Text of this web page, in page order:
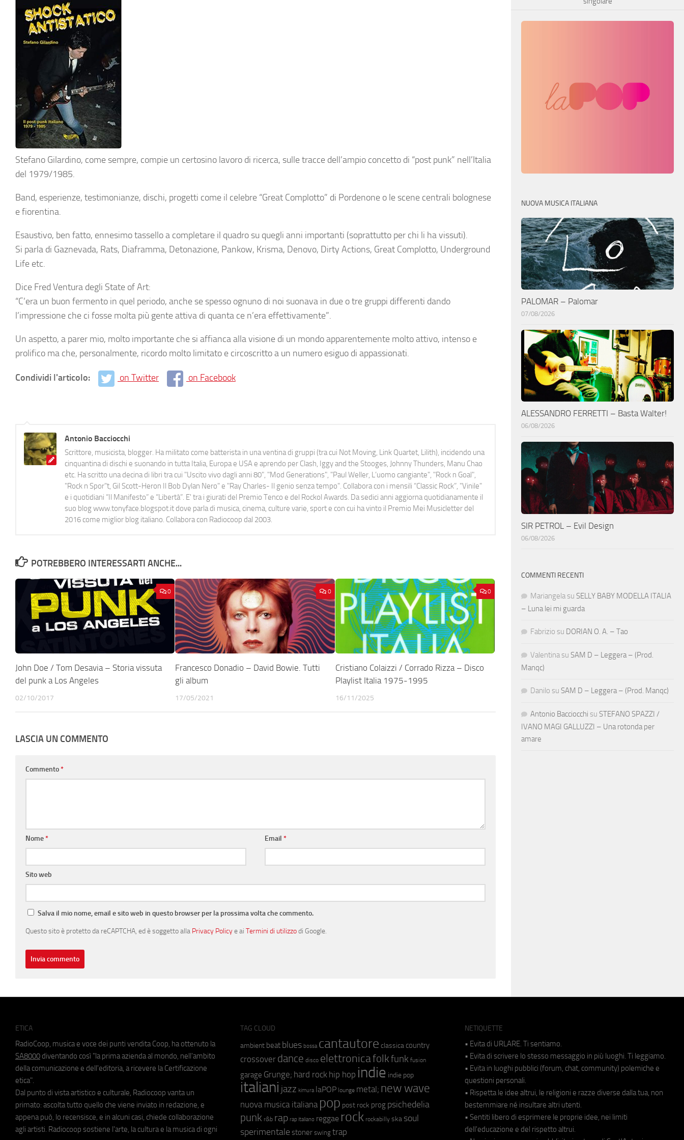
Stefano Gilardino, come sempre, compie un certosino lavoro di ricerca, sulle tracce dell’ampio concetto di “post punk” nell’Italia
del 1979/1985.
Band, esperienze, testimonianze, dischi, progetti come il celebre “Great Complotto” di Pordenone o le scene centrali bolognese
e fiorentina.
Esaustivo, ben fatto, ennesimo tassello a completare il quadro su quegli anni importanti (soprattutto per chi li ha vissuti).
Si parla di Gaznevada, Rats, Diaframma, Detonazione, Pankow, Krisma, Denovo, Dirty Actions, Great Complotto, Underground
Life etc.
Dice Fred Ventura degli State of Art:
“C’era un buon fermento in quel periodo, anche se spesso ognuno di noi suonava in due o tre gruppi differenti dando
l’impressione che ci fosse molta più gente attiva di quanta ce n’era effettivamente”.
Un aspetto, a parer mio, molto importante che si affianca alla visione di un mondo apparentemente molto attivo, intenso e
prolifico ma che, personalmente, ricordo molto limitato e circoscritto a un numero esiguo di appassionati.
Condividi l'articolo: on Twitter on Facebook
Antonio Bacciocchi
Scrittore, musicista, blogger. Ha militato come batterista in una ventina di gruppi (tra cui Not Moving, Link Quartet, Lilith), incidendo una
cinquantina di dischi e suonando in tutta Italia, Europa e USA e aprendo per Clash, Iggy and the Stooges, Johnny Thunders, Manu Chao
etc. Ha scritto una decina di libri tra cui "Uscito vivo dagli anni 80", "Mod Generations", "Paul Weller, L’uomo cangiante", "Rock n Goal",
"Rock n Spor"t, Gil Scott-Heron Il Bob Dylan Nero" e "Ray Charles- Il genio senza tempo". Collabora con i mensili “Classic Rock”, "Vinile"
e i quotidiani “Il Manifesto” e “Libertà”. E' tra i giurati del Premio Tenco e del Rockol Awards. Da sedici anni aggiorna quotidianamente il
suo blog www.tonyface.blogspot.it dove parla di musica, cinema, culture varie, sport e con cui ha vinto il Premio Mei Musicletter del
2016 come miglior blog italiano. Collabora con Radiocoop dal 2003.
POTREBBERO INTERESSARTI ANCHE...
0
John Doe / Tom Desavia – Storia vissuta
del punk a Los Angeles
02/10/2017
0
Francesco Donadio – David Bowie. Tutti
gli album
17/05/2021
0
Cristiano Colaizzi / Corrado Rizza – Disco
Playlist Italia 1975-1995
16/11/2025
LASCIA UN COMMENTO
Commento*
Nome* Email*
Sito web
Salva il mio nome, email e sito web in questo browser per la prossima volta che commento.
Questo sito è protetto da reCAPTCHA, ed è soggetto alla Privacy Policye ai Termini di utilizzodi Google.
NUOVA MUSICA ITALIANA
PALOMAR – Palomar
07/08/2026
ALESSANDRO FERRETTI – Basta Walter!
06/08/2026
SIR PETROL – Evil Design
06/08/2026
COMMENTI RECENTI
Mariangela su SELLY BABY MODELLA ITALIA
– Luna lei mi guarda
Fabrizio su DORIAN O. A. – Tao
Valentina su SAM D – Leggera – (Prod.
Manqc)
Danilo su SAM D – Leggera – (Prod. Manqc)
Antonio Bacciocchi su STEFANO SPAZZI /
IVANO MAGI GALLUZZI – Una rotonda per
amare
ETICA
RadioCoop, musica e voce dei punti vendita Coop, ha ottenuto la
SA8000 diventando così "la prima azienda al mondo, nell'ambito
della comunicazione e dell'editoria, a ricevere la Certificazione
etica".
Dal punto di vista artistico e culturale, Radiocoop vanta un
primato: ascolta tutto quello che viene inviato in redazione, e
appena può, lo recensisce, e in alcuni casi, chiede collaborazione
agli artisti. Radiocoop sostiene l'arte, la cultura e la musica di ogni
TAG CLOUD
ambient beat blues bossa cantautore classica country
crossover dance disco elettronicafolkfunk fusion
garage Grunge; hard rock hip hop indie indie pop
italiani jazz kimura laPOP lounge metal; new wave
nuova musica italiana pop post rock prog psichedelia
punk r&b rap rap italiano reggae rock rockabilly ska soul
sperimentale stoner swing trap
NETIQUETTE
• Evita di URLARE. Ti sentiamo.
• Evita di scrivere lo stesso messaggio in più luoghi. Ti leggiamo.
• Evita in luoghi pubblici (forum, chat, community) polemiche e
questioni personali.
• Rispetta le idee altrui, le religioni e razze diverse dalla tua, non
bestemmiare né insultare altri utenti.
• Sentiti libero di esprimere le proprie idee, nei limiti
dell'educazione e del rispetto altrui.